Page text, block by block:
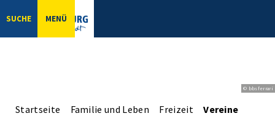
SUCHE MENÜ
© bbsferrari
Startseite Familie und Leben Freizeit Vereine